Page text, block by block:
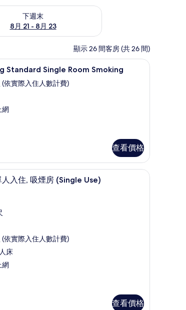
下週末
8月 21 - 8月 23
(8月 21 - 8月 23) 的供應情況
顯示 26 間客房 (共 26 間)
羽絨被、客房內保險箱、隔音、免費無線上網
Standard Single Room Smoking
(依實際入住人數計費)
網
查看價格
羽絨被、客房內保險箱、隔音、免費無線上網
入住, 吸煙房 (Single Use)
(依實際入住人數計費)
床
網
查看價格